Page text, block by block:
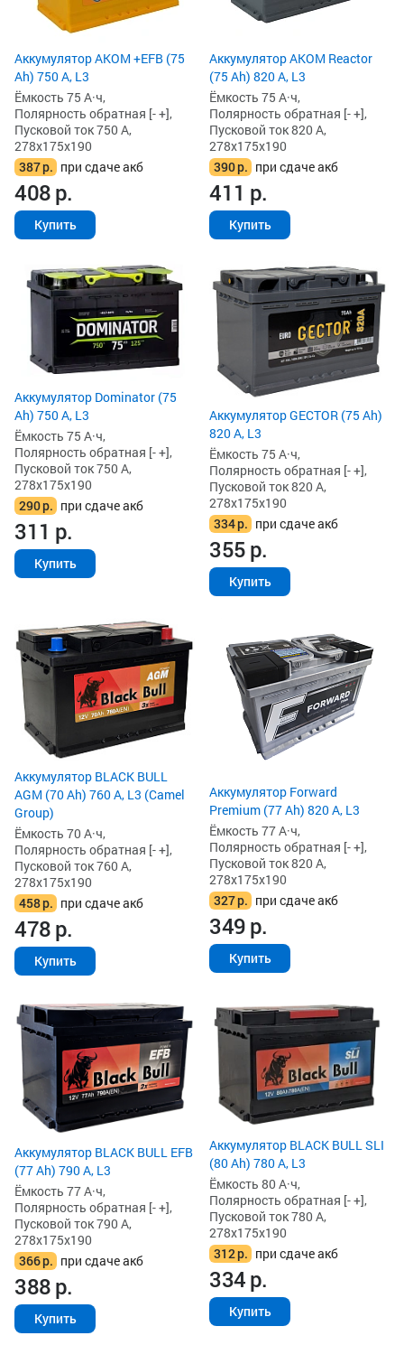
Аккумулятор AKOM +EFB (75
Ah) 750 А, L3
Ёмкость 75 А·ч,
Полярность обратная [- +],
Пусковой ток 750 А,
278x175x190
387р. при сдаче акб
408р.
Купить
Аккумулятор AKOM Reactor
(75 Ah) 820 А, L3
Ёмкость 75 А·ч,
Полярность обратная [- +],
Пусковой ток 820 А,
278x175x190
390р. при сдаче акб
411 р.
Купить
Аккумулятор Dominator (75
Ah) 750 А, L3
Ёмкость 75 А·ч,
Полярность обратная [- +],
Пусковой ток 750 А,
278x175x190
290р. при сдаче акб
311 р.
Купить
Аккумулятор GECTOR (75 Ah)
820 А, L3
Ёмкость 75 А·ч,
Полярность обратная [- +],
Пусковой ток 820 А,
278x175x190
334р. при сдаче акб
355р.
Купить
Аккумулятор BLACK BULL
AGM (70 Ah) 760 А, L3 (Camel
Group)
Ёмкость 70 А·ч,
Полярность обратная [- +],
Пусковой ток 760 А,
278x175x190
458р. при сдаче акб
478р.
Купить
Аккумулятор Forward
Premium (77 Ah) 820 А, L3
Ёмкость 77 А·ч,
Полярность обратная [- +],
Пусковой ток 820 А,
278x175x190
327р. при сдаче акб
349р.
Купить
Аккумулятор BLACK BULL EFB
(77 Ah) 790 А, L3
Ёмкость 77 А·ч,
Полярность обратная [- +],
Пусковой ток 790 А,
278x175x190
366р. при сдаче акб
388р.
Купить
Аккумулятор BLACK BULL SLI
(80 Ah) 780 А, L3
Ёмкость 80 А·ч,
Полярность обратная [- +],
Пусковой ток 780 А,
278x175x190
312р. при сдаче акб
334р.
Купить